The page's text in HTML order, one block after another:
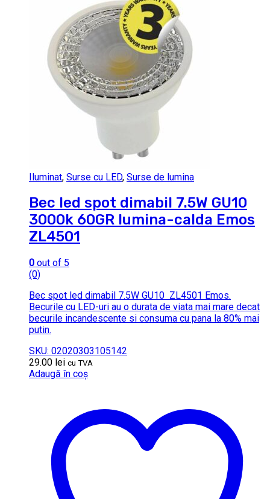
Iluminat, Surse cu LED, Surse de lumina
Bec led spot dimabil 7.5W GU10
3000k 60GR lumina-calda Emos
ZL4501
0 out of 5
(0)
Bec spot led dimabil 7.5W GU10 ZL4501 Emos.
Becurile cu LED-uri au o durata de viata mai mare decat
becurile incandescente si consuma cu pana la 80% mai
putin.
SKU: 02020303105142
29.00 lei cu TVA
Adaugă în coș